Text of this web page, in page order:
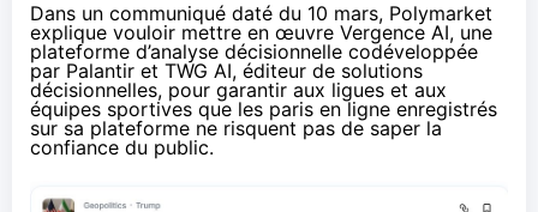
Dans un communiqué daté du 10 mars, Polymarket
explique vouloir mettre en œuvre Vergence AI, une
plateforme d’analyse décisionnelle codéveloppée
par Palantir et TWG AI, éditeur de solutions
décisionnelles, pour garantir aux ligues et aux
équipes sportives que les paris en ligne enregistrés
sur sa plateforme ne risquent pas de saper la
confiance du public.